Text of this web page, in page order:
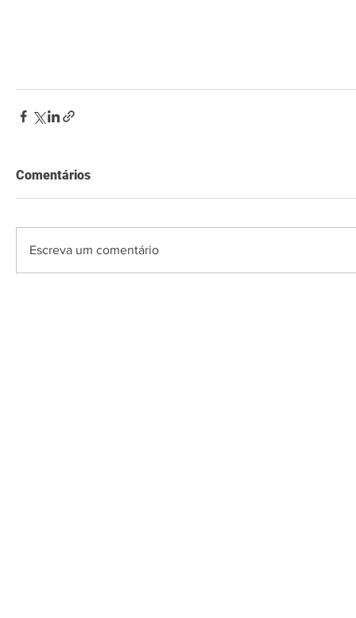
Comentários
Escreva um comentário